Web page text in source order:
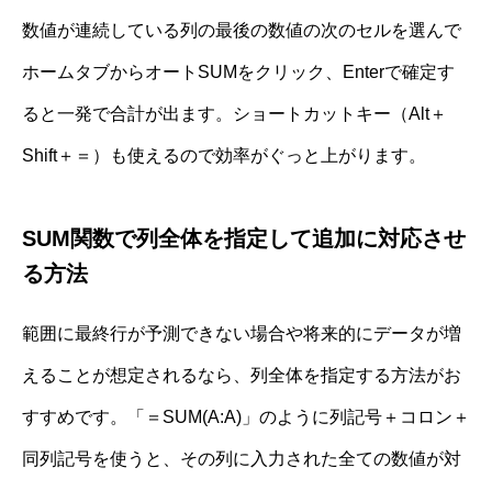
数値が連続している列の最後の数値の次のセルを選んで
ホームタブからオートSUMをクリック、Enterで確定す
ると一発で合計が出ます。ショートカットキー（Alt＋
Shift＋＝）も使えるので効率がぐっと上がります。
SUM関数で列全体を指定して追加に対応させ
る方法
範囲に最終行が予測できない場合や将来的にデータが増
えることが想定されるなら、列全体を指定する方法がお
すすめです。「＝SUM(A:A)」のように列記号＋コロン＋
同列記号を使うと、その列に入力された全ての数値が対